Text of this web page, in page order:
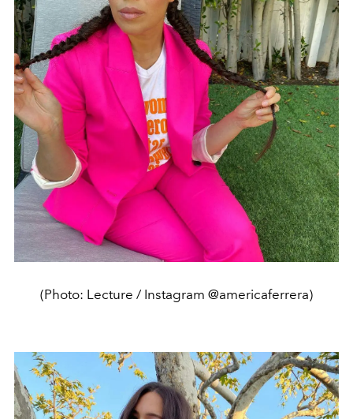
(Photo: Lecture / Instagram @americaferrera)